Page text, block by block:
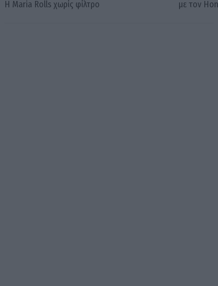
Η Maria Rolls χωρίς φίλτρο με τον